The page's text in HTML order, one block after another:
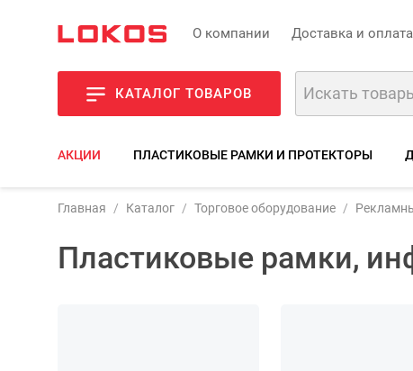
О компании Доставка и оплата
КАТАЛОГ ТОВАРОВ
АКЦИИ ПЛАСТИКОВЫЕ РАМКИ И ПРОТЕКТОРЫ
Главная Каталог Торговое оборудование
Пластиковые рамки,